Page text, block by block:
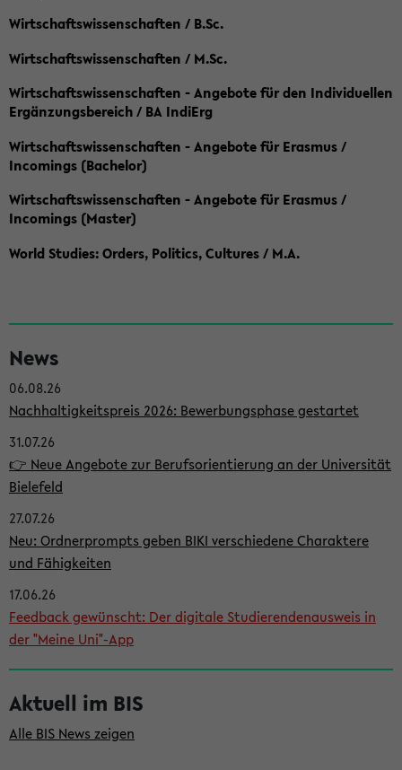
Wirtschaftswissenschaften / B.Sc.
Wirtschaftswissenschaften / M.Sc.
Wirtschaftswissenschaften - Angebote für den Individuellen
Ergänzungsbereich / BA IndiErg
Wirtschaftswissenschaften - Angebote für Erasmus /
Incomings (Bachelor)
Wirtschaftswissenschaften - Angebote für Erasmus /
Incomings (Master)
World Studies: Orders, Politics, Cultures / M.A.
e
i
t
e
n
l
e
i
s
t
e
News
06.08.26
Nachhaltigkeitspreis 2026: Bewerbungsphase gestartet
31.07.26
👉 Neue Angebote zur Berufsorientierung an der Universität
Bielefeld
27.07.26
Neu: Ordnerprompts geben BIKI verschiedene Charaktere
und Fähigkeiten
17.06.26
Feedback gewünscht: Der digitale Studierendenausweis in
der "Meine Uni"-App
Aktuell im BIS
Alle BIS News zeigen